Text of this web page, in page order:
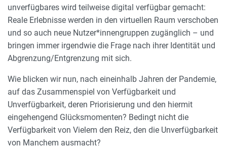
unverfügbares wird teilweise digital verfügbar gemacht:
Reale Erlebnisse werden in den virtuellen Raum verschoben
und so auch neue Nutzer*innengruppen zugänglich – und
bringen immer irgendwie die Frage nach ihrer Identität und
Abgrenzung/Entgrenzung mit sich.
Wie blicken wir nun, nach eineinhalb Jahren der Pandemie,
auf das Zusammenspiel von Verfügbarkeit und
Unverfügbarkeit, deren Priorisierung und den hiermit
eingehengend Glücksmomenten? Bedingt nicht die
Verfügbarkeit von Vielem den Reiz, den die Unverfügbarkeit
von Manchem ausmacht?